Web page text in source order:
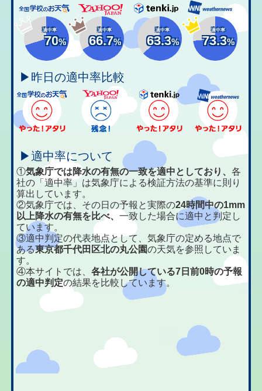
適中率
70%
適中率
66.7%
適中率
63.3%
適中率
73.3%
▶昨日の適中率比較
▶適中率について
①気象庁では降水の有無の一致を適中としており、各
社の「適中率」は気象庁による検証方法の基準に則り
算出しています。
②気象庁では、その日の予報と実際の24時間中の1mm
以上降水の有無を比べ、一致した場合に適中と判定し
ています。
③適中判定の代表地点として、気象庁の定める地点で
ある東京都千代田区北の丸公園の天気を参照していま
す。
④本サイトでは、各社が公開している7日前0時の予報
の適中判定の結果を比較しています。